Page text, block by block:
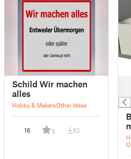
Schild Wir machen
alles
Hobby & MakersOther Ideas
16 5 82